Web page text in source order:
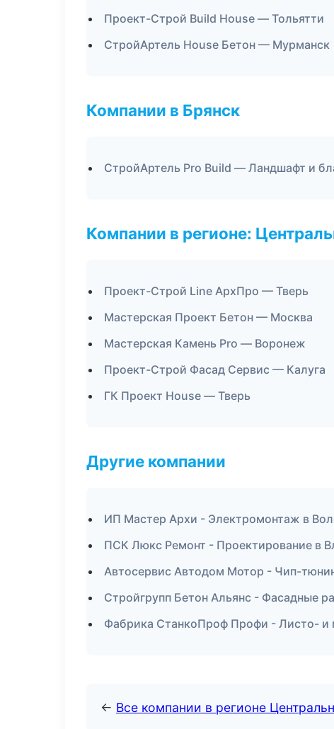
Проект-Строй Build House — Тольятти
СтройАртель House Бетон — Мурманск
Компании в Брянск
СтройАртель Pro Build — Ландшафт и
Компании в регионе:
Проект-Строй Line АрхПро — Тверь
Мастерская Проект Бетон — Москва
Мастерская Камень Pro — Воронеж
Проект-Строй Фасад Сервис — Калуга
ГК Проект House — Тверь
Другие компании
ИП Мастер Архи - Электромонтаж в
ПСК Люкс Ремонт - Проектирование в
Автосервис Автодом Мотор - Чип-
Стройгрупп Бетон Альянс - Фасадные
Фабрика СтанкоПроф Профи - Листо- и
← Все компании в регионе